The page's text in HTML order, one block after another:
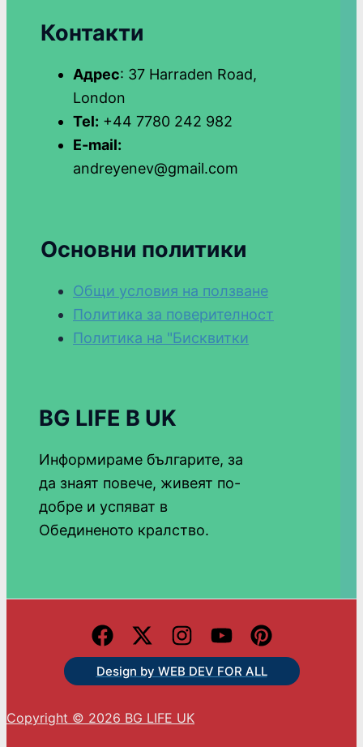
Контакти
Адрес: 37 Harraden Road,
London
Tel: +44 7780 242 982
E-mail:
andreyenev@gmail.com
Основни политики
Общи условия на ползване
Политика за поверителност
Политика на "Бисквитки
BG LIFE В UK
Информираме българите, за
да знаят повече, живеят по-
добре и успяват в
Обединеното кралство.
Design by WEB DEV FOR ALL
Copyright © 2026 BG LIFE UK